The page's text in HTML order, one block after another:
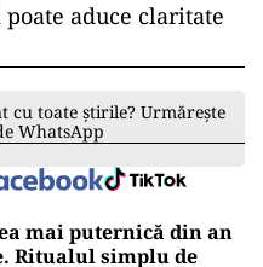
aduce claritate
cu toate știrile? Urmărește
WhatsApp
mai puternică din an
Ritualul simplu de